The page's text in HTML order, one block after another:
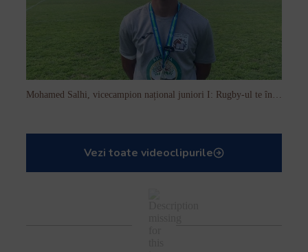
Mohamed Salhi, vicecampion național juniori I: Rugby-ul te învață să accepți și înfrângerile
Vezi toate videoclipurile